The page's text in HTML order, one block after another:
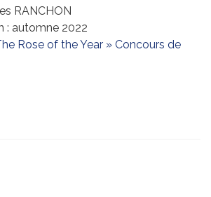
RANCHON
: automne 2022
Rose of the Year » Concours de